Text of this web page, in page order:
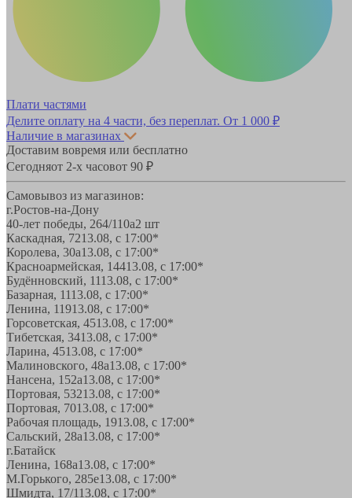
Плати частями
Делите оплату на 4 части, без переплат. От 1 000 ₽
Наличие в магазинах
Доставим вовремя или бесплатно
Сегодняот 2-х часовот 90 ₽
Самовывоз из магазинов:
г.Ростов-на-Дону
40-лет победы, 264/110а2 шт
Каскадная, 7213.08, с 17:00*
Королева, 30а13.08, с 17:00*
Красноармейская, 14413.08, с 17:00*
Будённовский, 1113.08, с 17:00*
Базарная, 1113.08, с 17:00*
Ленина, 11913.08, с 17:00*
Горсоветская, 4513.08, с 17:00*
Тибетская, 3413.08, с 17:00*
Ларина, 4513.08, с 17:00*
Малиновского, 48а13.08, с 17:00*
Нансена, 152а13.08, с 17:00*
Портовая, 53213.08, с 17:00*
Портовая, 7013.08, с 17:00*
Рабочая площадь, 1913.08, с 17:00*
Сальский, 28a13.08, с 17:00*
г.Батайск
Ленина, 168а13.08, с 17:00*
М.Горького, 285е13.08, с 17:00*
Шмидта, 17/113.08, с 17:00*